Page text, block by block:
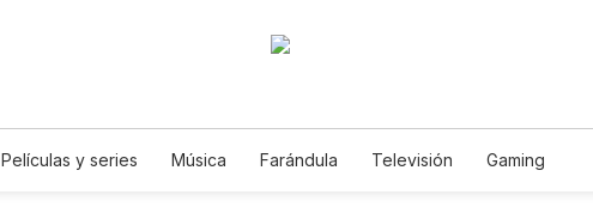
Películas y series Música Farándula Televisión Gaming